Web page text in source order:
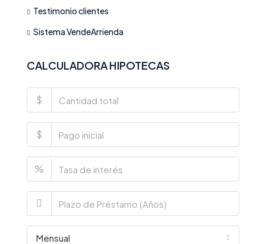
Testimonio clientes
Sistema VendeArrienda
CALCULADORA HIPOTECAS
$
$
%
Mensual